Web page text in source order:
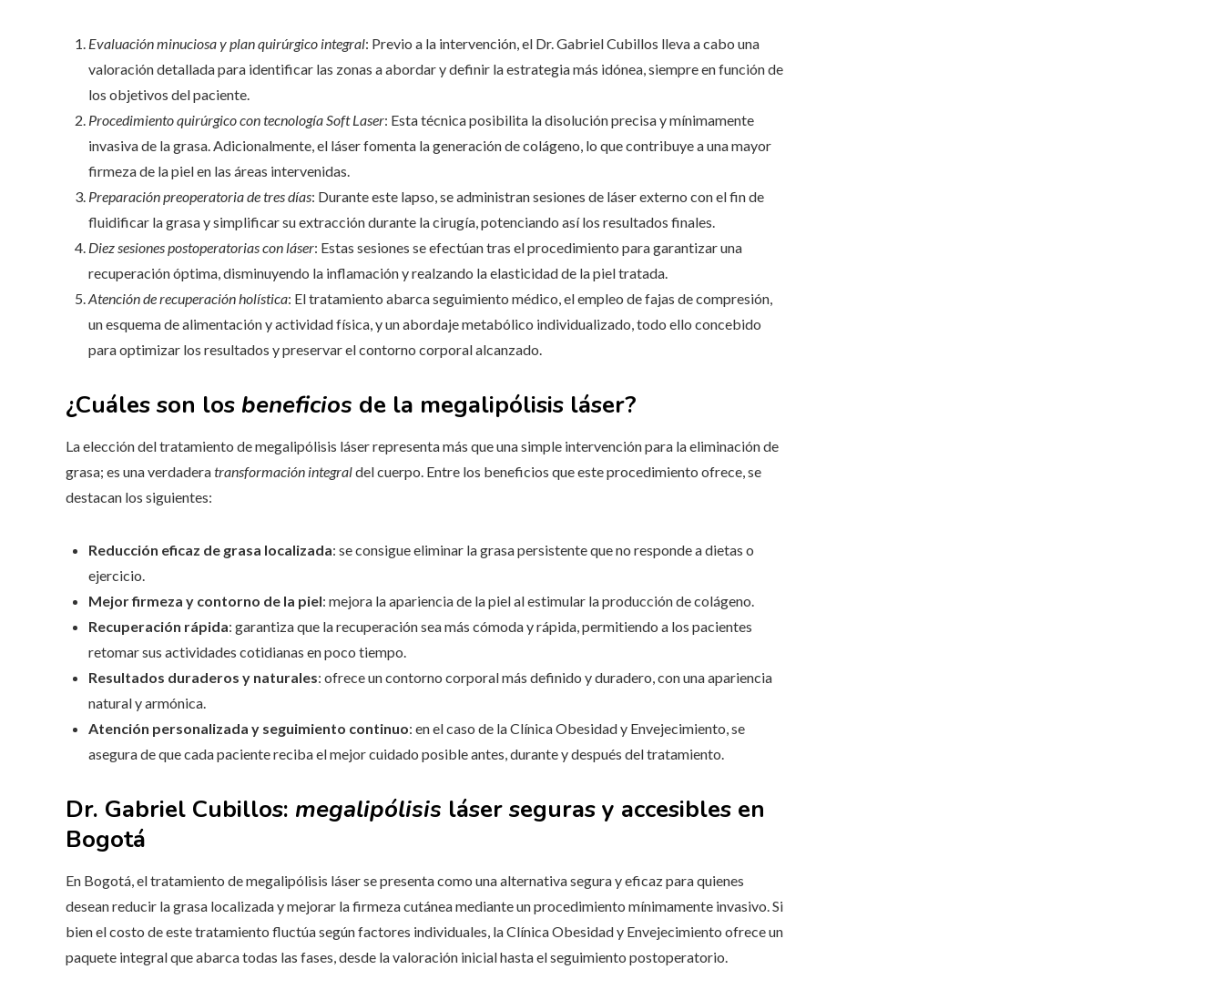
Evaluación minuciosa y plan quirúrgico integral: Previo a la intervención, el Dr. Gabriel Cubillos lleva a cabo una
valoración detallada para identificar las zonas a abordar y definir la estrategia más idónea, siempre en función de
los objetivos del paciente.
Procedimiento quirúrgico con tecnología Soft Laser: Esta técnica posibilita la disolución precisa y mínimamente
invasiva de la grasa. Adicionalmente, el láser fomenta la generación de colágeno, lo que contribuye a una mayor
firmeza de la piel en las áreas intervenidas.
Preparación preoperatoria de tres días: Durante este lapso, se administran sesiones de láser externo con el fin de
fluidificar la grasa y simplificar su extracción durante la cirugía, potenciando así los resultados finales.
Diez sesiones postoperatorias con láser: Estas sesiones se efectúan tras el procedimiento para garantizar una
recuperación óptima, disminuyendo la inflamación y realzando la elasticidad de la piel tratada.
Atención de recuperación holística: El tratamiento abarca seguimiento médico, el empleo de fajas de compresión,
un esquema de alimentación y actividad física, y un abordaje metabólico individualizado, todo ello concebido
para optimizar los resultados y preservar el contorno corporal alcanzado.
¿Cuáles son los beneficios de la megalipólisis láser?
La elección del tratamiento de megalipólisis láser representa más que una simple intervención para la eliminación de
grasa; es una verdaderatransformación integraldel cuerpo. Entre los beneficios que este procedimiento ofrece, se
destacan los siguientes:
Reducción eficaz de grasa localizada: se consigue eliminar la grasa persistente que no responde a dietas o
ejercicio.
Mejor firmeza y contorno de la piel: mejora la apariencia de la piel al estimular la producción de colágeno.
Recuperación rápida: garantiza que la recuperación sea más cómoda y rápida, permitiendo a los pacientes
retomar sus actividades cotidianas en poco tiempo.
Resultados duraderos y naturales: ofrece un contorno corporal más definido y duradero, con una apariencia
natural y armónica.
Atención personalizada y seguimiento continuo: en el caso de la Clínica Obesidad y Envejecimiento, se
asegura de que cada paciente reciba el mejor cuidado posible antes, durante y después del tratamiento.
Dr. Gabriel Cubillos: megalipólisis láser seguras y accesibles en
Bogotá
En Bogotá, el tratamiento de megalipólisis láser se presenta como una alternativa segura y eficaz para quienes
desean reducir la grasa localizada y mejorar la firmeza cutánea mediante un procedimiento mínimamente invasivo. Si
bien el costo de este tratamiento fluctúa según factores individuales, la Clínica Obesidad y Envejecimiento ofrece un
paquete integral que abarca todas las fases, desde la valoración inicial hasta el seguimiento postoperatorio.